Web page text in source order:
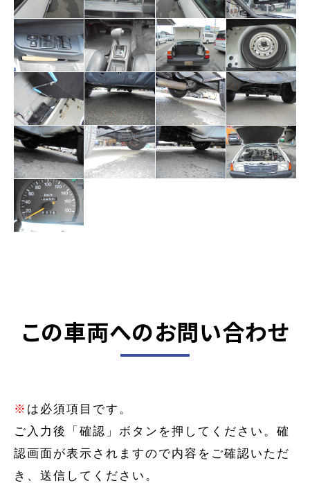
この車両へのお問い合わせ
※ は必須項目です。
ご入力後「確認」ボタンを押してください。確
認画面が表示されますので内容をご確認いただ
き、送信してください。